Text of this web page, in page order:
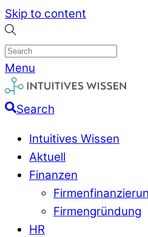
Skip to content
Menu
Search
Intuitives Wissen
Aktuell
Finanzen
Firmengründung
HR